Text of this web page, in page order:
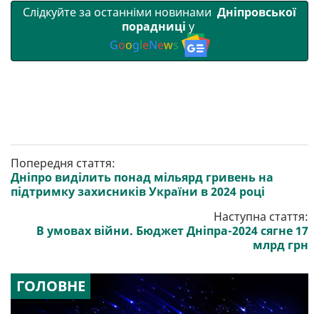
Слідкуйте за останніми новинами Дніпровської
порадниці у
GoogleNews
Попередня стаття:
Дніпро виділить понад мільярд гривень на
підтримку захисників України в 2024 році
Наступна стаття:
В умовах війни. Бюджет Дніпра-2024 сягне 17
млрд грн
ГОЛОВНЕ